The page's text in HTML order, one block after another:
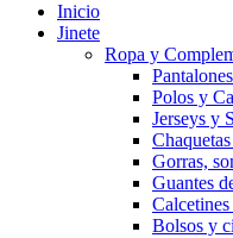
Inicio
Jinete
Ropa y
Polos y
Jerseys y
Gorras,
Guantes
Bolsos y